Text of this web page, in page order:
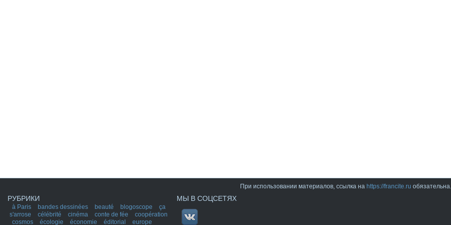
При использовании материалов, ссылка на https://francite.ru обязательна.
РУБРИКИ
à Paris bandes dessinées beauté blogoscope
ça
s'arrose
célébrité cinéma conte de fée
coopération
cosmos
écologie économie éditorial europe
МЫ В СОЦСЕТЯХ